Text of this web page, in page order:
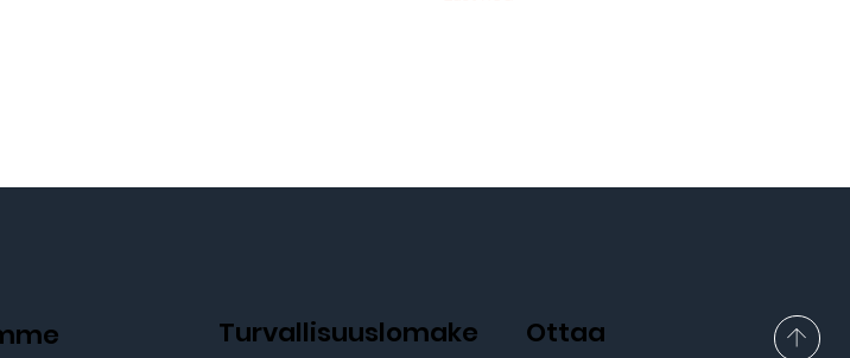
Turvallisuuslomake
Ottaa